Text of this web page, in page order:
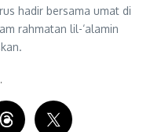
hadir bersama umat di
rahmatan lil-‘alamin